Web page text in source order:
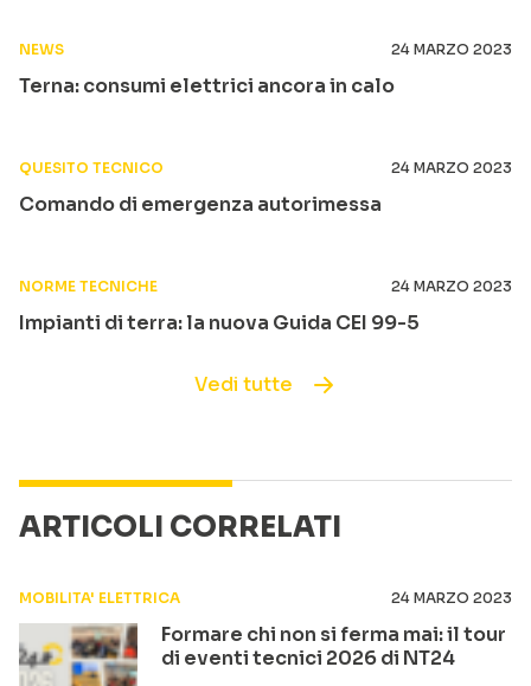
NEWS 24 MARZO 2023
Terna: consumi elettrici ancora in calo
QUESITO TECNICO 24 MARZO 2023
Comando di emergenza autorimessa
NORME TECNICHE 24 MARZO 2023
Impianti di terra: la nuova Guida CEI 99-5
Vedi tutte
ARTICOLI CORRELATI
MOBILITA' ELETTRICA 24 MARZO 2023
Formare chi non si ferma mai: il tour
di eventi tecnici 2026 di NT24